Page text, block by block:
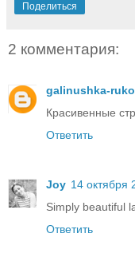
Поделиться
2 комментария:
galinushka-
Красивенные
Ответить
Joy 14 октября
Simply beautiful
Ответить